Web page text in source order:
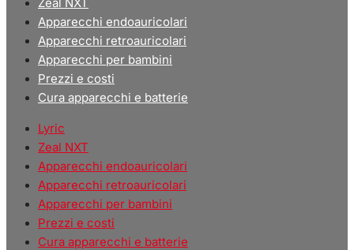
Zeal NXT
Apparecchi endoauricolari
Apparecchi retroauricolari
Apparecchi per bambini
Prezzi e costi
Cura apparecchi e batterie
Lyric
Zeal NXT
Apparecchi endoauricolari
Apparecchi retroauricolari
Apparecchi per bambini
Prezzi e costi
Cura apparecchi e batterie